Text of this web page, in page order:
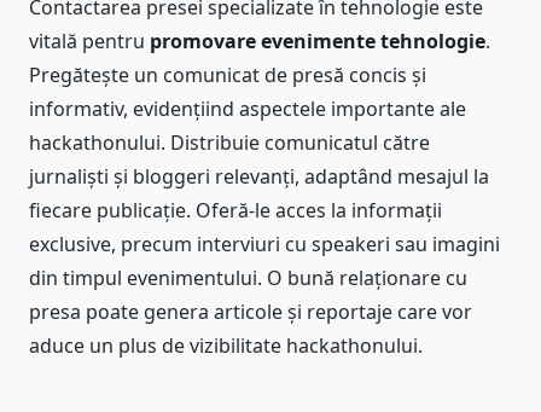
Contactarea presei specializate în tehnologie este
vitală pentru promovare evenimente tehnologie.
Pregătește un comunicat de presă concis și
informativ, evidențiind aspectele importante ale
hackathonului. Distribuie comunicatul către
jurnaliști și bloggeri relevanți, adaptând mesajul la
fiecare publicație. Oferă-le acces la informații
exclusive, precum interviuri cu speakeri sau imagini
din timpul evenimentului. O bună relaționare cu
presa poate genera articole și reportaje care vor
aduce un plus de vizibilitate hackathonului.